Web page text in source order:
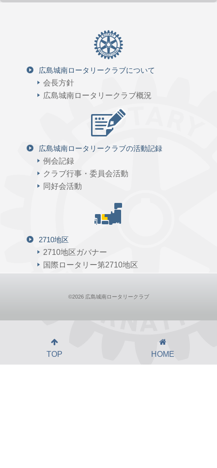
広島城南ロータリークラブについて
会長方針
広島城南ロータリークラブ概況
広島城南ロータリークラブの活動記録
例会記録
クラブ行事・委員会活動
同好会活動
2710地区
2710地区ガバナー
国際ロータリー第2710地区
©2026 広島城南ロータリークラブ
TOP HOME